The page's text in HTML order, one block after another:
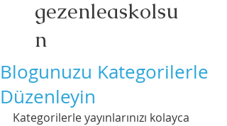
gezenleaskolsu
n
Blogunuzu Kategorilerle
Düzenleyin
Kategorilerle yayınlarınızı kolayca